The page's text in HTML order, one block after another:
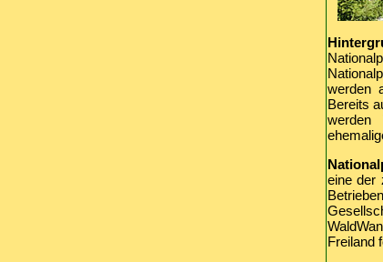
werden
Bereits
werden
eine der
Freiland